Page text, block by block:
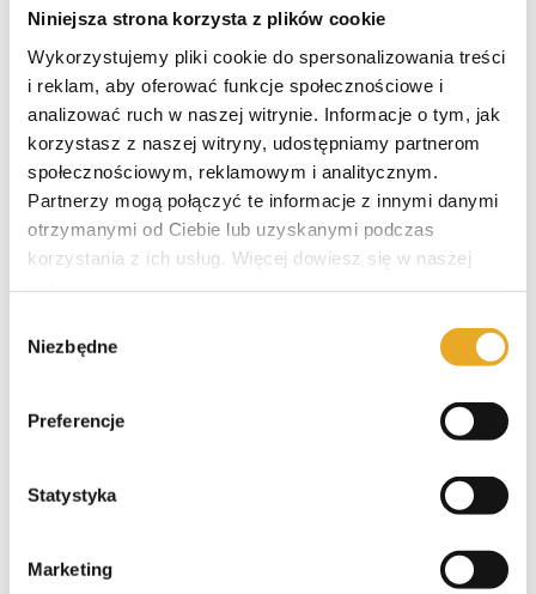
Niniejsza strona korzysta z plików cookie
Wykorzystujemy pliki cookie do spersonalizowania treści
i reklam, aby oferować funkcje społecznościowe i
analizować ruch w naszej witrynie. Informacje o tym, jak
korzystasz z naszej witryny, udostępniamy partnerom
społecznościowym, reklamowym i analitycznym.
Partnerzy mogą połączyć te informacje z innymi danymi
otrzymanymi od Ciebie lub uzyskanymi podczas
korzystania z ich usług. Więcej dowiesz się w naszej
zgody
Niezbędne
Preferencje
Statystyka
Marketing
LinkedIn
Napisz komentarz
Napisz komentarz
Subskrybuj Login